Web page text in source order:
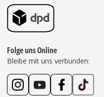
Folge uns Online
Bleibe mit uns verbunden: